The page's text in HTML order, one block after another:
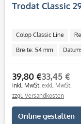
Trodat Classic
Colop Classic Line
Breite: 54 mm
39,80 €
inkl. MwSt.
33,45 €
exkl. MwSt.
zzgl. Versandkosten
Online gestalten